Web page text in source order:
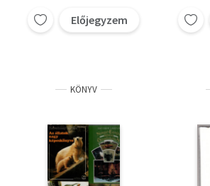
Előjegyzem
KÖNYV